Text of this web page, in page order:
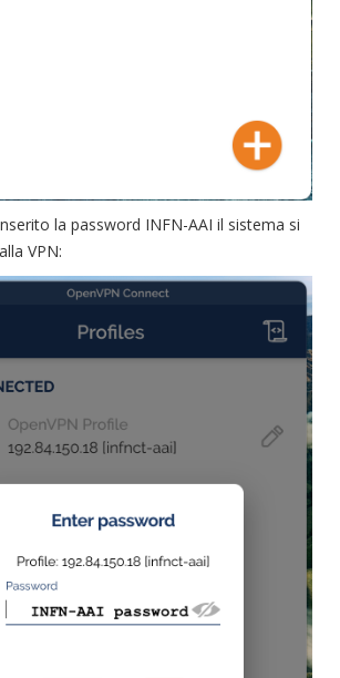
la password INFN-AAI il sistema si
VPN: